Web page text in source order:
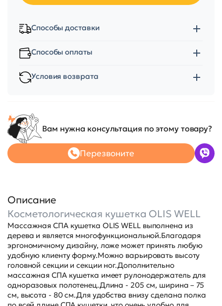
Способы доставки
Способы оплаты
Условия возврата
Вам нужна консультация по этому товару?
Перезвоните
Описание
Косметологическая кушетка OLIS WELL
Массажная СПА кушетка OLIS WELL выполнена из
дерева и является многофункциональной.Благодаря
эргономичному дизайну, ложе может принять любую
удобную клиенту форму.Можно варьировать высоту
головной секции и секции ног.Дополнительно
массажная СПА кушетка имеет рулонодержатель для
одноразовых полотенец.Длина - 205 см, ширина – 75
см, высота - 80 см.Для удобства внизу сделана полка